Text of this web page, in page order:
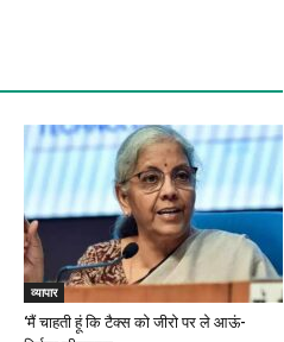
व्यापार
‘मैं चाहती हूं कि टैक्स को जीरो पर ले आऊं-